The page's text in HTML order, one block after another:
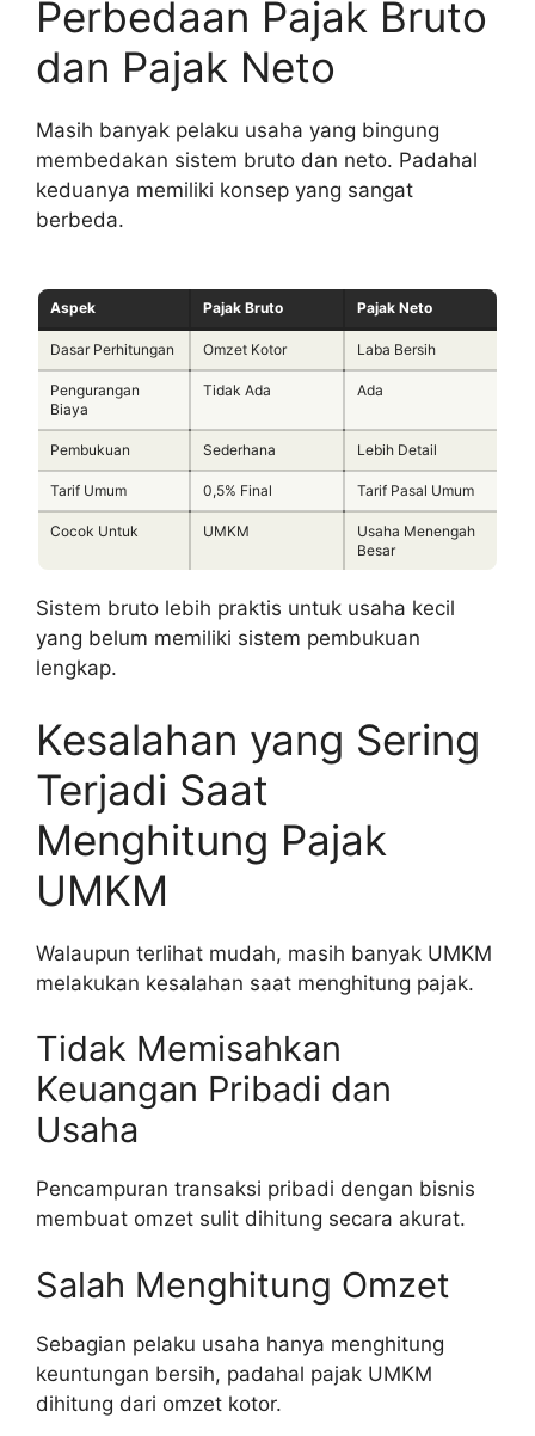
Perbedaan Pajak Bruto
dan Pajak Neto
Masih banyak pelaku usaha yang bingung
membedakan sistem bruto dan neto. Padahal
keduanya memiliki konsep yang sangat
berbeda.
Aspek Pajak Bruto Pajak Neto
Dasar Perhitungan Omzet Kotor Laba Bersih
Pengurangan
Biaya
Tidak Ada Ada
Pembukuan Sederhana Lebih Detail
Tarif Umum 0,5% Final Tarif Pasal Umum
Cocok Untuk UMKM
Usaha Menengah
Besar
Sistem bruto lebih praktis untuk usaha kecil
yang belum memiliki sistem pembukuan
lengkap.
Kesalahan yang Sering
Terjadi Saat
Menghitung Pajak
UMKM
Walaupun terlihat mudah, masih banyak UMKM
melakukan kesalahan saat menghitung pajak.
Tidak Memisahkan
Keuangan Pribadi dan
Usaha
Pencampuran transaksi pribadi dengan bisnis
membuat omzet sulit dihitung secara akurat.
Salah Menghitung Omzet
Sebagian pelaku usaha hanya menghitung
keuntungan bersih, padahal pajak UMKM
dihitung dari omzet kotor.